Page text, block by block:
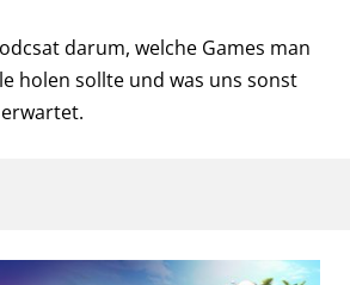
darum, welche Games man
holen sollte und was uns sonst